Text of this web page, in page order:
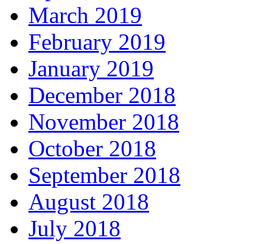
March 2019
February 2019
January 2019
December 2018
November 2018
October 2018
September 2018
August 2018
July 2018